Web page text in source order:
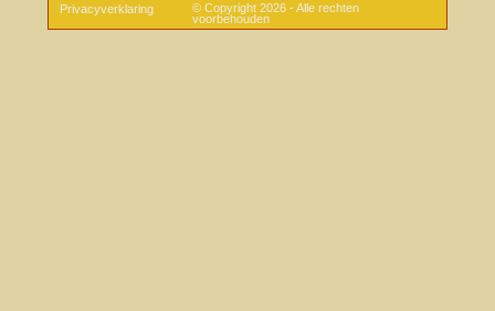
Privacyverklaring
© Copyright 2026 - Alle rechten
voorbehouden